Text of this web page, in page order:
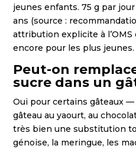
jeunes enfants. 75 g par
ans (source :
attribution explicite à l’OMS
encore pour les plus jeunes.
Peut-on
sucre dans un
Oui pour certains gâteaux —
gâteau au yaourt, au
très bien une substitution
génoise, la meringue, les